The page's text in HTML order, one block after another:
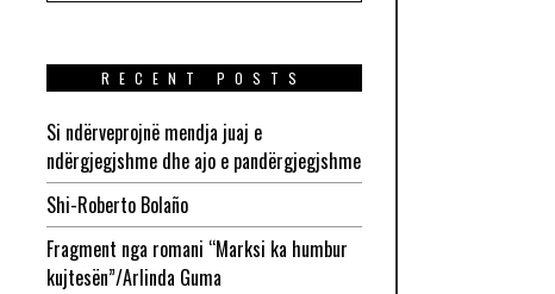
RECENT POSTS
Si ndërveprojnë mendja juaj e
ndërgjegjshme dhe ajo e pandërgjegjshme
Shi-Roberto Bolaño
Fragment nga romani “Marksi ka humbur
kujtesën”/Arlinda Guma